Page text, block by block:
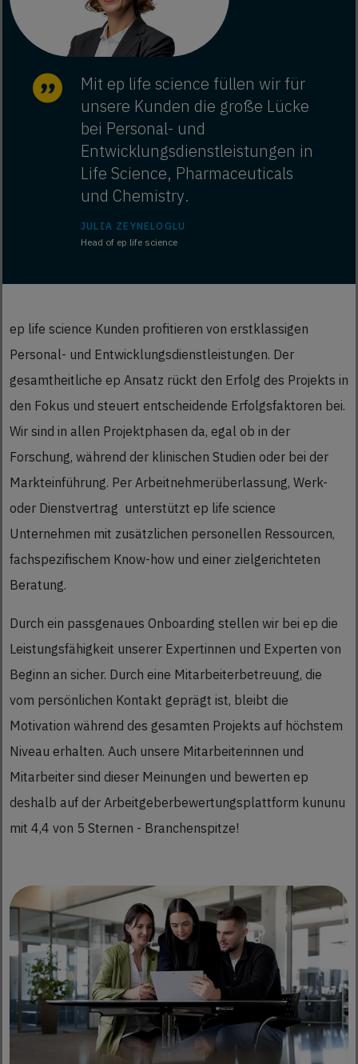
Mit ep life science füllen wir für
unsere Kunden die große Lücke
bei Personal- und
Entwicklungsdienstleistungen in
Life Science, Pharmaceuticals
und Chemistry.
JULIA ZEYNELOGLU
Head of ep life science
ep life science Kunden profitieren von erstklassigen
Personal- ­und Entwicklungsdienstleistungen. Der
gesamtheitliche ep Ansatz rückt den Erfolg des Projekts in
den Fokus und steuert entscheidende Erfolgsfakto­ren bei.
Wir sind in allen Projektphasen da, egal ob in der
Forschung, während der klinischen Studien oder bei der
Markteinführung. Per Arbeitnehmerüberlassung, Werk-
oder Dienstvertrag unterstützt ep life science
Unternehmen mit zusätzlichen personellen Ressourcen,
fachspezifischem Know-how und einer zielgerichteten
Beratung.
Durch ein passgenaues Onboarding stellen wir bei ep die
Leistungsfähigkeit unserer Expertinnen und Ex­perten von
Beginn an sicher. Durch eine Mitarbeiterbetreuung, die
vom persönlichen Kontakt geprägt ist, bleibt die
Motivation während des gesamten Projekts auf höchstem
Niveau erhalten. Auch unsere Mitarbeiterin­nen und
Mitarbeiter sind dieser Meinungen und bewerten ep
deshalb auf der Arbeitgeberbewer­tungsplattform kununu
mit 4,4 von 5 Sternen - Branchenspitze!